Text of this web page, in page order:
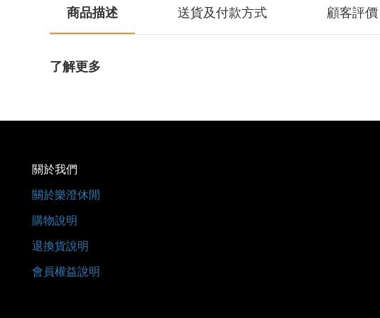
商品描述 送貨及付款方式 顧客評價
了解更多
關於我們
關於樂澄休閒
購物說明
退換貨說明
會員權益說明